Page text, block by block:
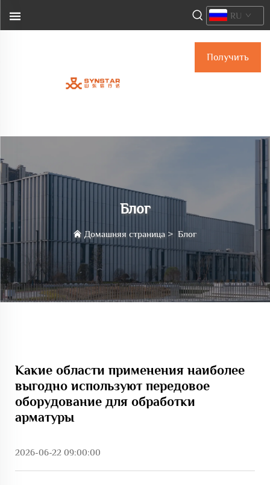
Получить
RU
Блог
Домашняя страница > Блог
Какие области применения наиболее
выгодно используют передовое
оборудование для обработки
арматуры
2026-06-22 09:00:00